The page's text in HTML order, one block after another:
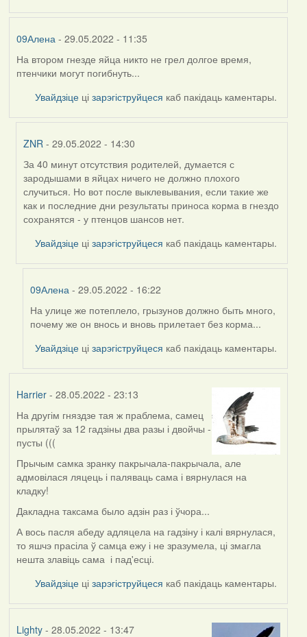
09Алена - 29.05.2022 - 11:35
На втором гнезде яйца никто не грел долгое время,
птенчики могут погибнуть...
Увайдзіце цізарэгіструйцеся каб пакідаць каментары.
ZNR - 29.05.2022 - 14:30
In
reply
to
by
09Алена
За 40 минут отсутствия родителей, думается с
зародышами в яйцах ничего не должно плохого
случиться. Но вот после выклевывания, если такие же
как и последние дни результаты приноса корма в гнездо
сохранятся - у птенцов шансов нет.
Увайдзіце цізарэгіструйцеся каб пакідаць каментары.
09Алена - 29.05.2022 - 16:22
In
reply
to
ZNR
На улице же потеплело, грызунов должно быть много,
почему же он внось и вновь прилетает без корма...
Увайдзіце цізарэгіструйцеся каб пакідаць каментары.
Harrier- 28.05.2022 - 23:13
На другім гняздзе тая ж праблема, самец
прылятаў за 12 гадзіны два разы і двойчы -
пусты (((
Прычым самка зранку пакрычала-пакрычала, але
адмовілася ляцець і паляваць сама і вярнулася на
кладку!
Дакладна таксама было адзін раз і ўчора...
А вось пасля абеду адляцела на гадзіну і калі вярнулася,
то яшчэ прасіла ў самца ежу і не зразумела, ці змагла
нешта злавіць сама і пад'есці.
Увайдзіце цізарэгіструйцеся каб пакідаць каментары.
Lighty- 28.05.2022 - 13:47